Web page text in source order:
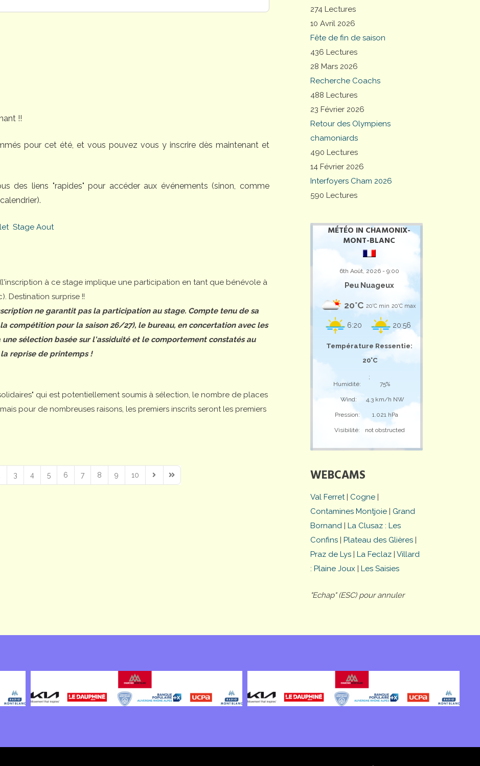
274 Lectures
10 Avril 2026
Fête de fin de saison
436 Lectures
28 Mars 2026
Recherche Coachs
488 Lectures
23 Février 2026
Retour des Olympiens
chamoniards
490 Lectures
14 Février 2026
Interfoyers Cham 2026
590 Lectures
MÉTÉO IN CHAMONIX-
MONT-BLANC
6th Août, 2026 - 9:00
Peu Nuageux
20°C 20°C min 20°C max
6:20 20:56
Température Ressentie:
20°C
;
Humidité:
75%
Wind: 4,3 km/h NW
Pression: 1.021 hPa
Visibilité: not obstructed
WEBCAMS
Val Ferret| Cogne |
Contamines Montjoie | Grand
Bornand | La Clusaz : Les
Confins | Plateau des Glières |
Praz de Lys | La Feclaz | Villard
: Plaine Joux | Les Saisies
"Echap" (ESC) pour annuler
!!
pour cet été, et vous pouvez vous y inscrire dès maintenant et
des liens "rapides" pour accéder aux événements (sinon, comme
Stage Aout
(l'inscription à ce stage implique une participation en tant que bénévole à
Destination surprise !!
ne garantit pas la participation au stage. Compte tenu de sa
compétition pour la saison 26/27), le bureau, en concertation avec les
sélection basée sur l'assiduité et le comportement constatés au
reprise de printemps !
qui est potentiellement soumis à sélection, le nombre de places
pour de nombreuses raisons, les premiers inscrits seront les premiers
3 4 5 6 7 8 9 10
Next PageLast Page